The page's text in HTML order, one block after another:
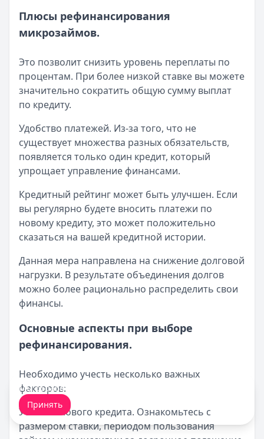
Плюсы рефинансирования
микрозаймов.
Это позволит снизить уровень переплаты по
процентам. При более низкой ставке вы можете
значительно сократить общую сумму выплат
по кредиту.
Удобство платежей. Из-за того, что не
существует множества разных обязательств,
появляется только один кредит, который
упрощает управление финансами.
Кредитный рейтинг может быть улучшен. Если
вы регулярно будете вносить платежи по
новому кредиту, это может положительно
сказаться на вашей кредитной истории.
Данная мера направлена на снижение долговой
нагрузки. В результате объединения долгов
можно более рационально распределить свои
финансы.
Основные аспекты при выборе
рефинансирования.
Необходимо учесть несколько важных
факторов:
Условия нового кредита. Ознакомьтесь с
размером ставки, периодом пользования
Мы обрабатываем ваши
Принять